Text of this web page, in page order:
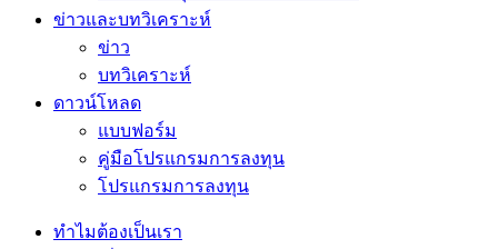
ข่าวและบทวิเคราะห์
ข่าว
บทวิเคราะห์
ดาวน์โหลด
แบบฟอร์ม
คู่มือโปรแกรมการลงทุน
โปรแกรมการลงทุน
ทำไมต้องเป็นเรา